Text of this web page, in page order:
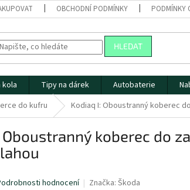
OBCHODNÍ PODMÍNKY PODMÍNKY
HLEDAT
kola Tipy na dárek Autobaterie
do kufru Kodiaq I: Oboustranný koberec
Oboustranný koberec do
hodnocení Značka: Škoda